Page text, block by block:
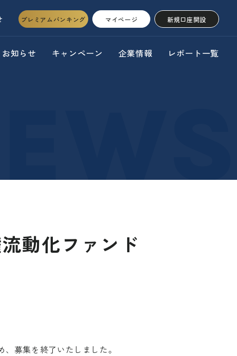
プレミアムバンキング マイページ 新規口座開設
お知らせ キャンペーン 企業情報 レポート一覧
動化ファンド
募集を終了いたしました。